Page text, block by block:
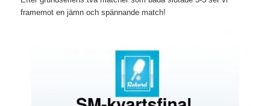
framemot en jämn och spännande match!